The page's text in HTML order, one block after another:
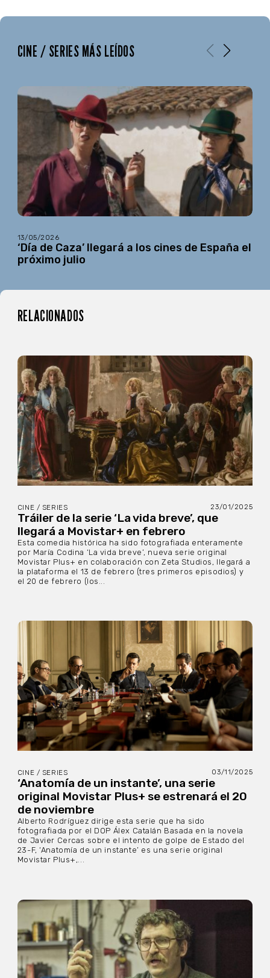
CINE / SERIES MÁS LEÍDOS
13/05/2026
‘Día de Caza’ llegará a los cines de España el
próximo julio
RELACIONADOS
CINE / SERIES 23/01/2025
Tráiler de la serie ‘La vida breve’, que
llegará a Movistar+ en febrero
Esta comedia histórica ha sido fotografiada enteramente
por María Codina ‘La vida breve’, nueva serie original
Movistar Plus+ en colaboración con Zeta Studios, llegará a
la plataforma el 13 de febrero (tres primeros episodios) y
el 20 de febrero (los...
CINE / SERIES 03/11/2025
‘Anatomía de un instante’, una serie
original Movistar Plus+ se estrenará el 20
de noviembre
Alberto Rodríguez dirige esta serie que ha sido
fotografiada por el DOP Álex Catalán Basada en la novela
de Javier Cercas sobre el intento de golpe de Estado del
23-F, ‘Anatomía de un instante’ es una serie original
Movistar Plus+,...